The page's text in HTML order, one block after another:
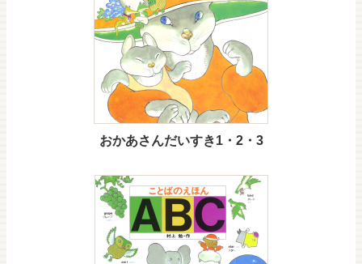
おかあさんだいすき1・2・3